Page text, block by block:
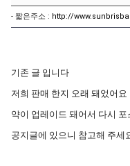
- 짧은주소 : http://
기존 글 입니다
저희 판매 한지 오래 돼었어요
약이 업레이드 돼어서 다시
공지글에 있으니 참고해 주세